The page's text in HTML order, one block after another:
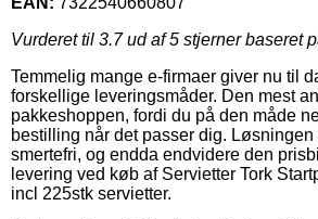
Vurderet til 3.7ud af 5 stjerner baseret
Temmelig mange e-firmaer giver nu til
forskellige leveringsmåder. Den mest
pakkeshoppen, fordi du på den måde
bestilling når det passer dig. Løsningen
smertefri, og endda endvidere den
levering ved køb af Servietter Tork
incl 225stk servietter.